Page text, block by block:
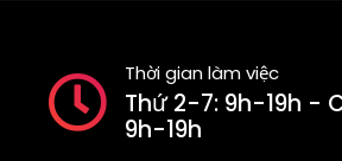
Thời gian làm việc
Thứ 2-7: 9h-19h -
9h-19h